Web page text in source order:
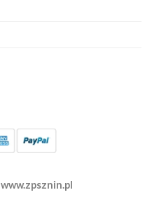
www.zpsznin.pl